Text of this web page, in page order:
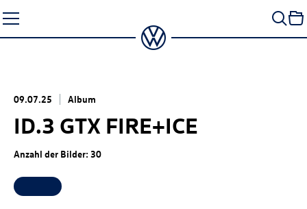
Seiteninhalt
springen
09.07.25 Album
ID.3 GTX FIRE+ICE
Anzahl der Bilder: 30